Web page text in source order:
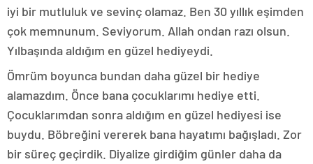
iyi bir mutluluk ve sevinç olamaz. Ben 30 yıllık eşimden
çok memnunum. Seviyorum. Allah ondan razı olsun.
Yılbaşında aldığım en güzel hediyeydi.
Ömrüm boyunca bundan daha güzel bir hediye
alamazdım. Önce bana çocuklarımı hediye etti.
Çocuklarımdan sonra aldığım en güzel hediyesi ise
buydu. Böbreğini vererek bana hayatımı bağışladı. Zor
bir süreç geçirdik. Diyalize girdiğim günler daha da